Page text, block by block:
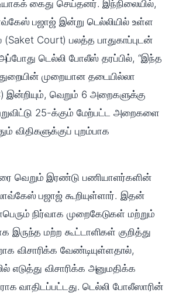
கைது செய்தனர். இந்நிலையில்,
பஜாஜ் இன்று டெல்லியில் உள்ள
Court) பலத்த பாதுகாப்புடன்
டெல்லி போலீஸ் தரப்பில், “இந்த
முறையான தடையில்லா
இன்றியும், வெறும் 6 அறைகளுக்கு
25-க்கும் மேற்பட்ட அறைகளை
விதிகளுக்குப் புறம்பாக
வெறும் இரண்டு பணியாளர்களின்
பஜாஜ் கூறியுள்ளார். இதன்
நிர்வாக முறைகேடுகள் மற்றும்
மற்ற கூட்டாளிகள் குறித்து
விசாரிக்க வேண்டியுள்ளதால்,
விசாரிக்க அனுமதிக்க
வாதிடப்பட்டது. டெல்லி போலீஸாரின்